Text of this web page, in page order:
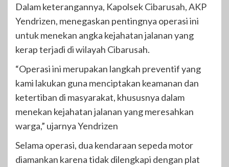
Dalam keterangannya, Kapolsek Cibarusah, AKP
Yendrizen, menegaskan pentingnya operasi ini
untuk menekan angka kejahatan jalanan yang
kerap terjadi di wilayah Cibarusah.
“Operasi ini merupakan langkah preventif yang
kami lakukan guna menciptakan keamanan dan
ketertiban di masyarakat, khususnya dalam
menekan kejahatan jalanan yang meresahkan
warga,” ujarnya Yendrizen
Selama operasi, dua kendaraan sepeda motor
diamankan karena tidak dilengkapi dengan plat